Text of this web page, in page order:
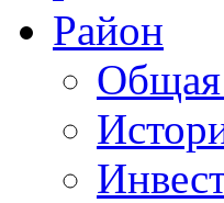
Район